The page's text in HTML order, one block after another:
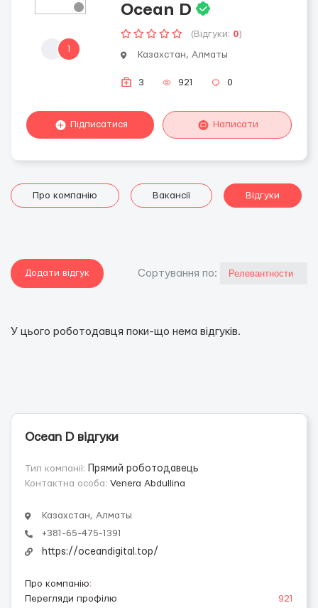
1
Ocean D
(Відгуки: 0)
Казахстан, Алматы
3 921 0
Підписатися Написати
Про компанію Вакансії Відгуки
Додати відгук Сортування по:
У цього роботодавця поки-що нема відгуків.
Ocean D відгуки
Тип компанії:
Прямий роботодавець
Контактна особа: Venera Abdullina
Казахстан, Алматы
+381-65-475-1391
https://oceandigital.top/
Про компанію:
Перегляди профілю
921